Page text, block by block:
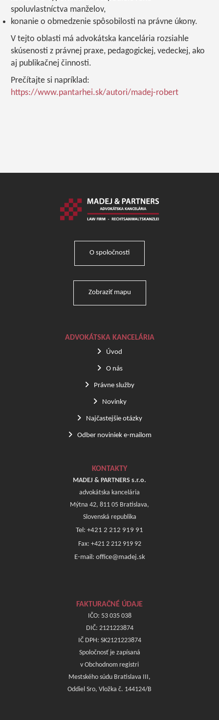
spoluvlastníctva manželov,
konanie o obmedzenie spôsobilosti na právne úkony.
V tejto oblasti má advokátska kancelária rozsiahle
skúsenosti z právnej praxe, pedagogickej, vedeckej, ako
aj publikačnej činnosti.
Prečítajte si napríklad:
https://www.pantarhei.sk/autori/madej-robert
O spoločnosti
Zobraziť mapu
ADVOKÁTSKA KANCELÁRIA
Úvod
O nás
Právne služby
Novinky
Najčastejšie otázky
Odber noviniek e-mailom
KONTAKTY
MADEJ & PARTNERS s.r.o.
advokátska kancelária
Mýtna 42, 811 05 Bratislava,
Slovenská republika
Tel: +421 2 212 919 91
Fax: +421 2 212 919 92
E-mail: office@madej.sk
FAKTURAČNÉ ÚDAJE
IČO: 53 035 038
DIČ: 2121223874
IČ DPH: SK2121223874
Spoločnosť je zapísaná
v Obchodnom registri
Mestského súdu Bratislava III,
Oddiel Sro, Vložka č. 144124/B